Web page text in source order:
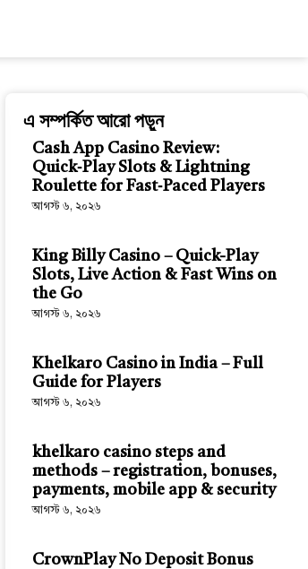
এ সম্পর্কিত আরো পড়ুন
Cash App Casino Review:
Quick‑Play Slots & Lightning
Roulette for Fast‑Paced Players
আগস্ট ৬, ২০২৬
King Billy Casino – Quick-Play
Slots, Live Action & Fast Wins on
the Go
আগস্ট ৬, ২০২৬
Khelkaro Casino in India – Full
Guide for Players
আগস্ট ৬, ২০২৬
khelkaro casino steps and
methods – registration, bonuses,
payments, mobile app & security
আগস্ট ৬, ২০২৬
CrownPlay No Deposit Bonus